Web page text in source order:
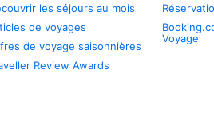
les séjours au mois
de voyages
de voyage saisonnières
Review Awards
Voyage